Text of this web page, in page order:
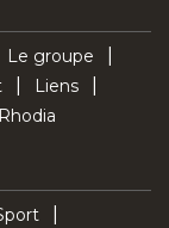
Le groupe
Liens